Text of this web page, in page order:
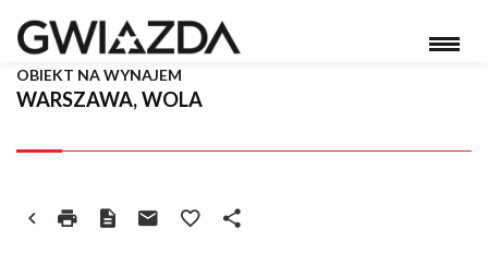
WARSZAWA, WOLA
OBIEKT NA WYNAJEM